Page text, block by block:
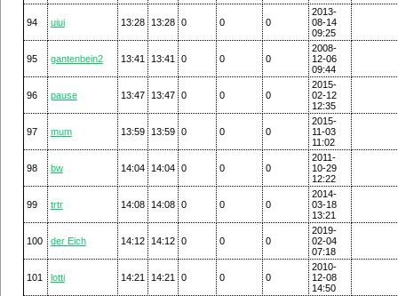
94 uiui 13:28 13:28 0 0 0
2013-
08-14
09:25
95 gantenbein2 13:41 13:41 0 0 0
2008-
12-06
09:44
96 pause 13:47 13:47 0 0 0
2015-
02-12
12:35
97 mum 13:59 13:59 0 0 0
2015-
11-03
11:02
98 bw 14:04 14:04 0 0 0
2011-
10-29
12:22
99 trtr 14:08 14:08 0 0 0
2014-
03-18
13:21
100 der Eich 14:12 14:12 0 0 0
2019-
02-04
07:18
101 lotti 14:21 14:21 0 0 0
2010-
12-08
14:50